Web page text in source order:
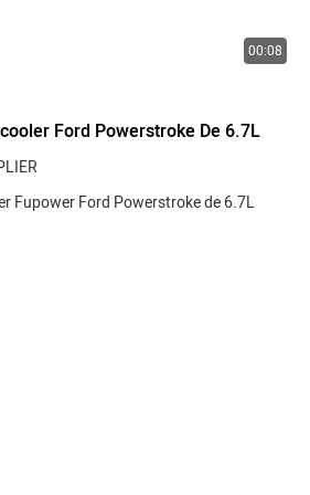
00:08
Ford Powerstroke De 6.7L
Fupower Ford Powerstroke de 6.7L